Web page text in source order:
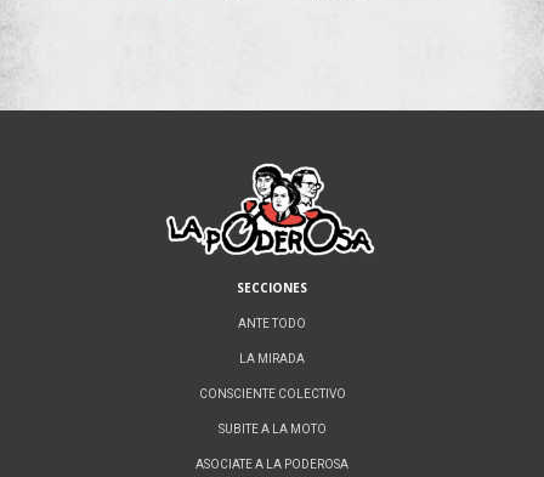
SECCIONES
ANTE TODO
LA MIRADA
CONSCIENTE COLECTIVO
SUBITE A LA MOTO
ASOCIATE A LA PODEROSA